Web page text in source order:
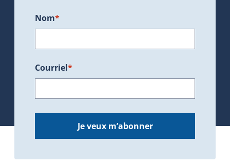
Nom*
Courriel*
Je veux m’abonner